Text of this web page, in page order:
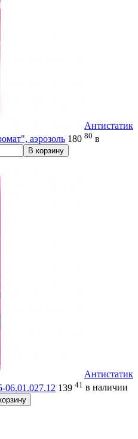
Антистатик
аэрозоль 180 80 в
В корзину
Антистатик
139 41 в наличии